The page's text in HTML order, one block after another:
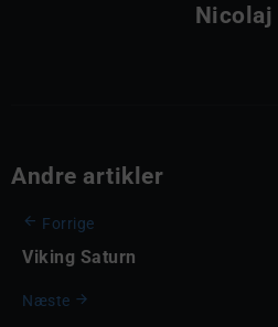
Nicolaj
Andre artikler
Forrige
Viking Saturn
Næste